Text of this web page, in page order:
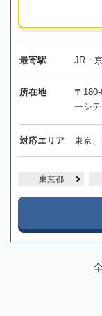
最寄駅 JR・
所在地
〒
ーシ
対応エリア 東京
東京都